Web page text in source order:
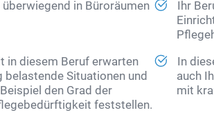
in Büroräumen
Ihr
in diesem Beruf erwarten
belastende Situationen und
den Grad der
feststellen.
In
auch
mit